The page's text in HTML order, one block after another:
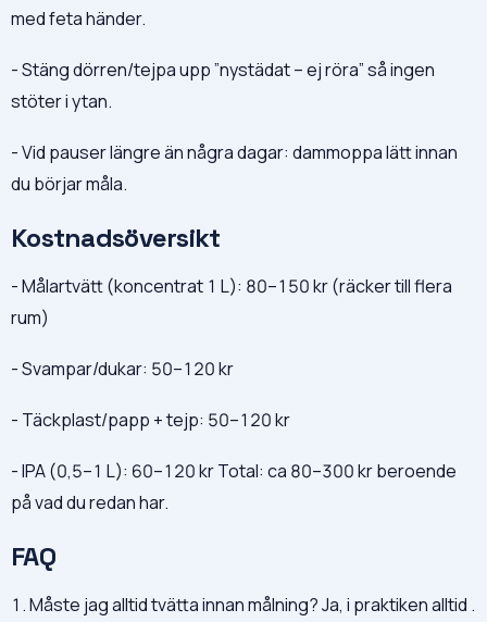
med feta händer.
- Stäng dörren/tejpa upp ”nystädat – ej röra” så ingen
stöter i ytan.
- Vid pauser längre än några dagar: dammoppa lätt innan
du börjar måla.
Kostnadsöversikt
- Målartvätt (koncentrat 1 L): 80–150 kr (räcker till flera
rum)
- Svampar/dukar: 50–120 kr
- Täckplast/papp + tejp: 50–120 kr
- IPA (0,5–1 L): 60–120 kr Total: ca 80–300 kr beroende
på vad du redan har.
FAQ
1. Måste jag alltid tvätta innan målning? Ja, i praktiken alltid .